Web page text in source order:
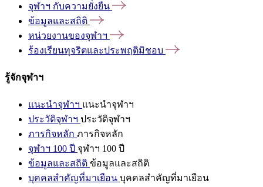
จุฬาฯ กับความยั่งยืน
ข้อมูลและสถิติ
หน่วยงานของจุฬาฯ
ร้องเรียนทุจริตและประพฤติมิชอบ
รู้จักจุฬาฯ
แนะนำจุฬาฯ แนะนำจุฬาฯ
ประวัติจุฬาฯ ประวัติจุฬาฯ
ภารกิจหลัก ภารกิจหลัก
จุฬาฯ 100 ปี จุฬาฯ 100 ปี
ข้อมูลและสถิติ ข้อมูลและสถิติ
บุคคลสำคัญที่มาเยือน บุคคลสำคัญที่มาเยือน